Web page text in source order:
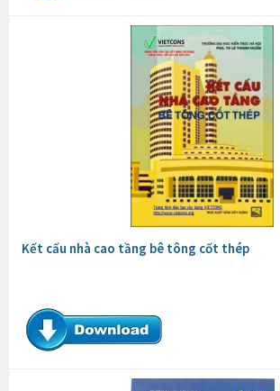
Kết cấu nhà cao tầng bê tông cốt thép